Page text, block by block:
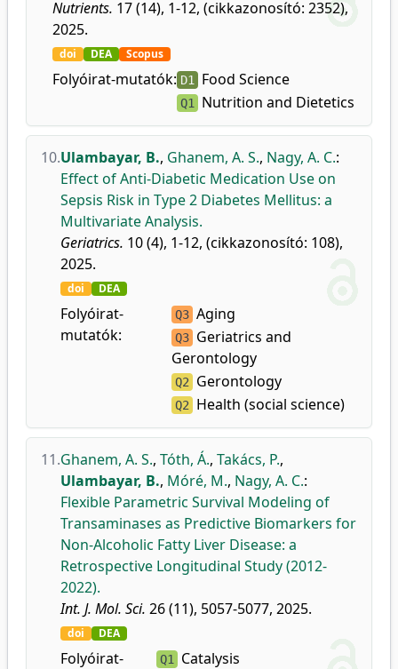
Nutrients. 17 (14), 1-12, (cikkazonosító: 2352),
2025.
doi DEA Scopus
Folyóirat-mutatók: D1 Food Science
Q1 Nutrition and Dietetics
10.Ulambayar, B., Ghanem, A. S., Nagy, A. C.:
Effect of Anti-Diabetic Medication Use on
Sepsis Risk in Type 2 Diabetes Mellitus: a
Multivariate Analysis.
Geriatrics. 10 (4), 1-12, (cikkazonosító: 108),
2025.
doi DEA
Folyóirat-
mutatók:
Q3 Aging
Q3 Geriatrics and
Gerontology
Q2 Gerontology
Q2 Health (social science)
11.Ghanem, A. S., Tóth, Á., Takács, P.,
Ulambayar, B., Móré, M., Nagy, A. C.:
Flexible Parametric Survival Modeling of
Transaminases as Predictive Biomarkers for
Non-Alcoholic Fatty Liver Disease: a
Retrospective Longitudinal Study (2012-
2022).
Int. J. Mol. Sci. 26 (11), 5057-5077, 2025.
doi DEA
Folyóirat-
Q1 Catalysis